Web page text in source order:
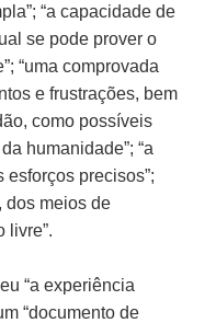
“a capacidade de
se pode prover o
“uma comprovada
e frustrações, bem
como possíveis
humanidade”; “a
precisos”;
dos meios de
livre”.
“a experiência
“documento de